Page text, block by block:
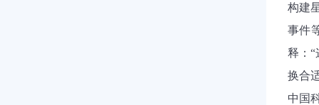
构建
事件
释： “
换合
中国